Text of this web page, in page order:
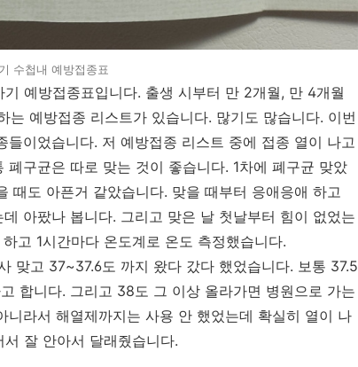
수첩내 예방접종표
예방접종표입니다. 출생 시부터 만 2개월, 만 4개월
예방접종 리스트가 있습니다. 많기도 많습니다. 이번
이었습니다. 저 예방접종 리스트 중에 접종 열이 나고
폐구균은 따로 맞는 것이 좋습니다. 1차에 폐구균 맞았
때도 아픈거 같았습니다. 맞을 때부터 응애응애 하고
아팠나 봅니다. 그리고 맞은 날 첫날부터 힘이 없었는
고 1시간마다 온도계로 온도 측정했습니다.
맞고 37~37.6도 까지 왔다 갔다 했었습니다. 보통 37.5
합니다. 그리고 38도 그 이상 올라가면 병원으로 가는
라서 해열제까지는 사용 안 했었는데 확실히 열이 나
잘 안아서 달래줬습니다.